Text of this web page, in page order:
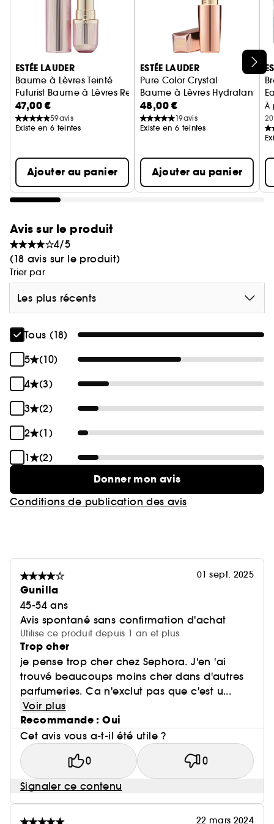
la capacité des lèvres à retenir l'humidité.
- Une touche subtile fournit une couleur rose
légère qui réagit au pH du corps, revitalisant et
augmentant la couleur naturelle des lèvres.
- Ce baume à lèvres hydratant régénère la
couleur naturelle de vos lèvres.
- Arôme de vanille douce et de menthe.
A porter seul, sous le rouge à lèvres, ou pour
Ignorer le carrousel produits
ESTÉE LAUDER
Baume à Lèvres Teinté
Futurist Baume à Lèvres Repulpant
47,00 €
59avis
Existe en 6 teintes
Ajouter au panier
ESTÉE LAUDER
Pure Color Crystal
Baume à Lèvres Hydratant
48,00 €
19avis
Existe en 6 teintes
Ajouter au panier
À
Avis sur le produit
4/5
(18 avis sur le produit)
Trier par
Les plus récents
Tous (18)
5
(10)
4
(3)
3
(2)
2
(1)
1
(2)
Donner mon avis
Conditions de publication des avis
01 sept. 2025
Gunilla
45-54 ans
Avis spontané sans confirmation d'achat
Utilise ce produit depuis 1 an et plus
Trop cher
je pense trop cher chez Sephora. J'en 'ai
trouvé beaucoups moins cher dans d'autres
parfumeries. Ca n'exclut pas que c'est u...
Voir plus
Recommande : Oui
Cet avis vous a-t-il été utile ?
0 0
Signaler ce contenu
22 mars 2024